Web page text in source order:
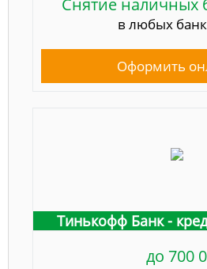
Снятие наличных
в любых
Оформить
Тинькофф Банк -
до 700